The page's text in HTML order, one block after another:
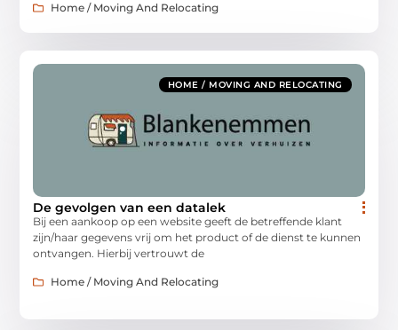
Home / Moving And Relocating
HOME / MOVING AND RELOCATING
De gevolgen van een datalek
Bij een aankoop op een website geeft de betreffende klant
zijn/haar gegevens vrij om het product of de dienst te kunnen
ontvangen. Hierbij vertrouwt de
Home / Moving And Relocating